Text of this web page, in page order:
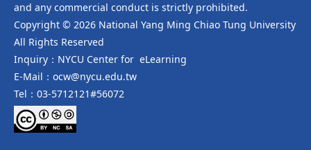
and any commercial conduct is strictly prohibited.
Copyright © 2026 National Yang Ming Chiao Tung University
All Rights Reserved
Inquiry：NYCU Center for eLearning
E-Mail：ocw@nycu.edu.tw
Tel：03-5712121#56072